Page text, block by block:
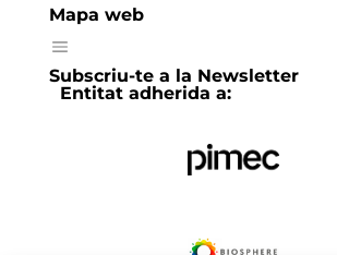
Mapa web
Subscriu-te a la Newsletter
Entitat adherida a: